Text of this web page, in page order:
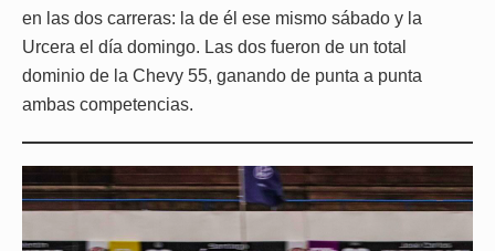
en las dos carreras: la de él ese mismo sábado y la
Urcera el día domingo. Las dos fueron de un total
dominio de la Chevy 55, ganando de punta a punta
ambas competencias.